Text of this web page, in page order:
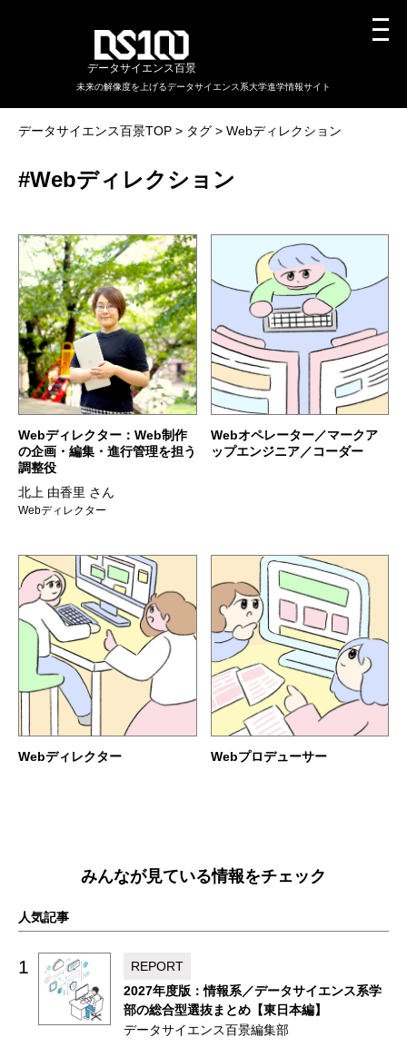
未来の解像度を上げるデータサイエンス系大学進学情報サイト
データサイエンス百景
データサイエンス百景TOP タグ Webディレクション
#Webディレクション
Webディレクター：Web制作
の企画・編集・進行管理を担う
調整役
北上 由香里 さん
Webディレクター
Webオペレーター／マークア
ップエンジニア／コーダー
Webディレクター Webプロデューサー
みんなが見ている情報をチェック
人気記事
1
REPORT
2027年度版：情報系／データサイエンス系学
部の総合型選抜まとめ【東日本編】
データサイエンス百景編集部